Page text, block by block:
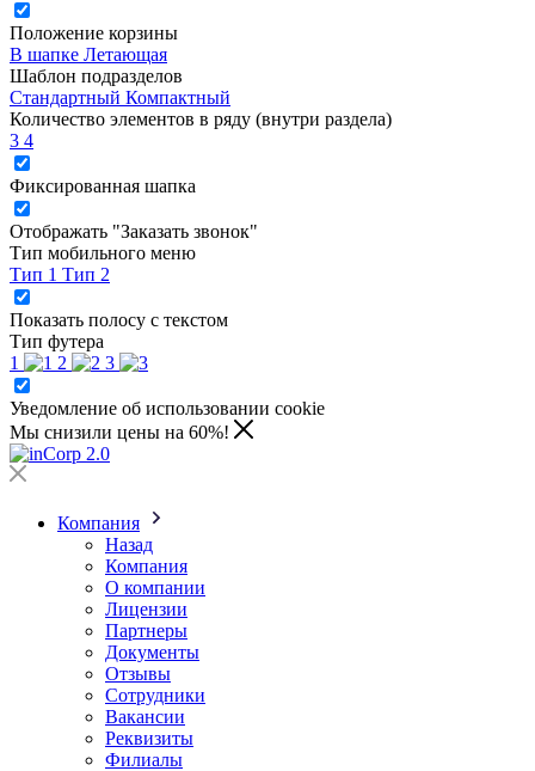
Положение корзины
В шапке Летающая
Шаблон подразделов
Стандартный Компактный
Количество элементов в ряду (внутри раздела)
3 4
Фиксированная шапка
Отображать "Заказать звонок"
Тип мобильного меню
Тип 1 Тип 2
Показать полосу с текстом
Тип футера
1
2 3
Уведомление об использовании cookie
Мы снизили цены на 60%!
Компания
Назад
Компания
О компании
Лицензии
Партнеры
Документы
Отзывы
Сотрудники
Вакансии
Реквизиты
Филиалы